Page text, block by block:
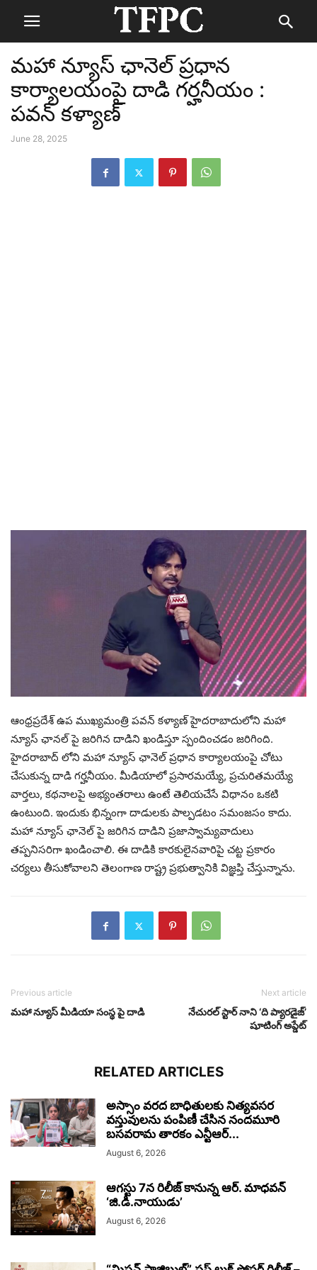
మహా న్యూస్ ఛానెల్ ప్రధాన
కార్యాలయంపై దాడి గర్హనీయం :
పవన్ కళ్యాణ్
June 28, 2025
ఆంధ్రప్రదేశ్ ఉప ముఖ్యమంత్రి పవన్ కళ్యాణ్ హైదరాబాదులోని మహా
న్యూస్ ఛానల్ పై జరిగిన దాడిని ఖండిస్తూ స్పందించడం జరిగింది.
హైదరాబాద్ లోని మహా న్యూస్ ఛానెల్ ప్రధాన కార్యాలయంపై చోటు
చేసుకున్న దాడి గర్హనీయం. మీడియాలో ప్రసారమయ్యే, ప్రచురితమయ్యే
వార్తలు, కథనాలపై అభ్యంతరాలు ఉంటే తెలియచేసే విధానం ఒకటి
ఉంటుంది. ఇందుకు భిన్నంగా దాడులకు పాల్పడటం సమంజసం కాదు.
మహా న్యూస్ ఛానెల్ పై జరిగిన దాడిని ప్రజాస్వామ్యవాదులు
తప్పనిసరిగా ఖండించాలి. ఈ దాడికి కారకులైనవారిపై చట్ట ప్రకారం
చర్యలు తీసుకోవాలని తెలంగాణ రాష్ట్ర ప్రభుత్వానికి విజ్ఞప్తి చేస్తున్నాను.
Previous article
మహా న్యూస్ మీడియా సంస్థ పై దాడి
Next article
నేచురల్ స్టార్ నాని ‘ది ప్యారడైజ్’
షూటింగ్‌ అప్డేట్
RELATED ARTICLES
అస్సాం వరద బాధితులకు నిత్యవసర
వస్తువులను పంపిణీ చేసిన నందమూరి
బసవరామ తారకం ఎన్టీఆర్...
August 6, 2026
ఆగస్టు 7న రిలీజ్ కానున్న ఆర్‌. మాధవన్‌
‘జి.డి.నాయుడు’
August 6, 2026